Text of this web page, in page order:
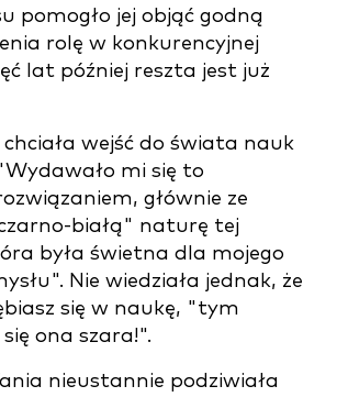
pomogło jej objąć godną
rolę w konkurencyjnej
lat później reszta jest już
chciała wejść do świata nauk
mi się to
głównie ze
białą" naturę tej
była świetna dla mojego
Nie wiedziała jednak, że
się w naukę, "tym
ona szara!".
nieustannie podziwiała